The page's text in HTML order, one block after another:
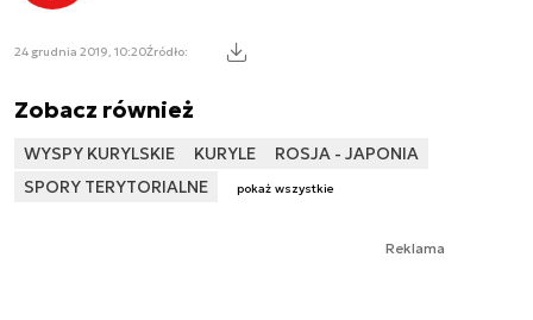
24 grudnia 2019, 10:20Źródło:
Zobacz również
WYSPY KURYLSKIE KURYLE
ROSJA - JAPONIA
SPORY TERYTORIALNE
pokaż wszystkie
Reklama